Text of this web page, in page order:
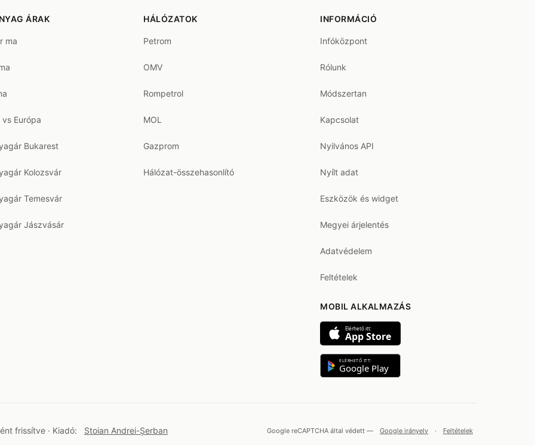
ÁRAK
ma
vs Európa
Bukarest
Kolozsvár
Temesvár
Jászvásár
HÁLÓZATOK
Petrom
OMV
Rompetrol
MOL
Gazprom
Hálózat-összehasonlító
INFORMÁCIÓ
Infóközpont
Rólunk
Módszertan
Kapcsolat
Nyilvános API
Nyílt adat
Eszközök és widget
Megyei árjelentés
Adatvédelem
Feltételek
MOBIL ALKALMAZÁS
Elérhető itt:
App Store
ELÉRHETŐ ITT:
Google Play
frissítve · Kiadó: Stoian Andrei-Șerban Google reCAPTCHA által védett — Google irányelv · Feltételek